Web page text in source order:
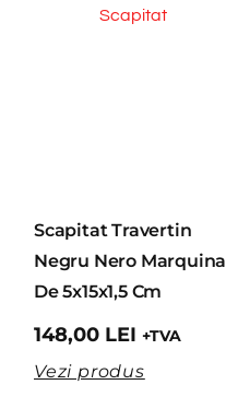
Scapitat Travertin
Negru Nero Marquina
De 5x15x1,5 Cm
148,00 LEI +TVA
Vezi produs